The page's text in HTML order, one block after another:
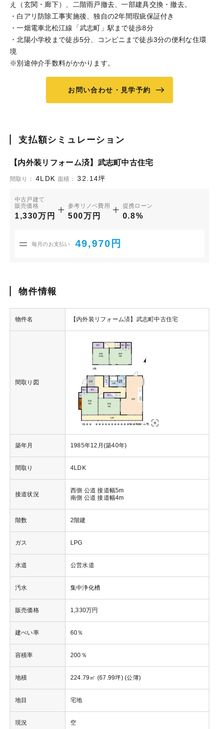
え（玄関・廊下）、二階雨戸撤去、一部建具交換・撤去。
・白アリ防除工事実施後、独自の2年間瑕疵保証付き
・一畑電車北松江線「武志町」駅まで徒歩8分
・北陽小学校まで徒歩5分、コンビニまで徒歩3分の便利な住環
境
※別途仲介手数料がかかります。
お問い合わせ・見学予約
支払額シミュレーション
【内外装リフォーム済】武志町中古住宅
間取り： 4LDK 面積： 32.14坪
中古戸建て
販売価格
1,330万円
参考リノベ費用
500万円
提携ローン
0.8%
毎月のお支払い 49,970円
物件情報
物件名 【内外装リフォーム済】武志町中古住宅
間取り図
築年月 1985年12月(築40年)
間取り 4LDK
接道状況
西側 公道 接道幅5m
南側 公道 接道幅4m
階数 2階建
ガス LPG
水道 公営水道
汚水 集中浄化槽
販売価格 1,330万円
建ぺい率 60％
容積率 200％
地積 224.79㎡ (67.99坪) (公簿)
地目 宅地
現況 空